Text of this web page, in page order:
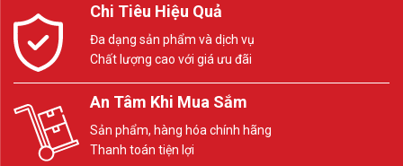
Chi Tiêu Hiệu Quả
Đa dạng sản phẩm và dịch vụ
Chất lượng cao với giá ưu đãi
An Tâm Khi Mua Sắm
Sản phẩm, hàng hóa chính hãng
Thanh toán tiện lợi